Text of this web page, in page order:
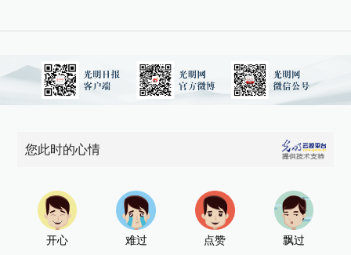
您此时的心情
开心 难过 点赞 飘过